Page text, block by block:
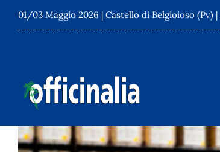
contenuto
01/03 Maggio 2026 | Castello di Belgioioso (Pv) |